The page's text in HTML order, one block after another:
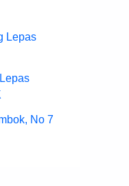
Lepas
No 7